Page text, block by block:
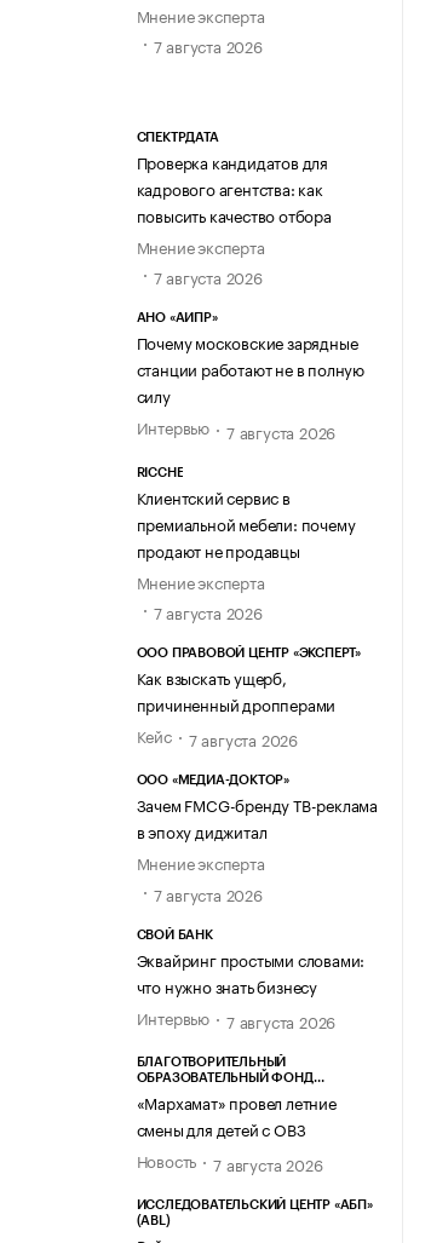
Мнение эксперта
7 августа 2026
СПЕКТРДАТА
Проверка кандидатов для
кадрового агентства: как
повысить качество отбора
Мнение эксперта
7 августа 2026
АНО «АИПР»
Почему московские зарядные
станции работают не в полную
силу
Интервью
7 августа 2026
RICCHE
Клиентский сервис в
премиальной мебели: почему
продают не продавцы
Мнение эксперта
7 августа 2026
ООО ПРАВОВОЙ ЦЕНТР «ЭКСПЕРТ»
Как взыскать ущерб,
причиненный дропперами
Кейс
7 августа 2026
ООО «МЕДИА-ДОКТОР»
Зачем FMCG-бренду ТВ-реклама
в эпоху диджитал
Мнение эксперта
7 августа 2026
СВОЙ БАНК
Эквайринг простыми словами:
что нужно знать бизнесу
Интервью
7 августа 2026
БЛАГОТВОРИТЕЛЬНЫЙ
ОБРАЗОВАТЕЛЬНЫЙ ФОНД
«Мархамат» провел летние
смены для детей с ОВЗ
Новость
7 августа 2026
ИССЛЕДОВАТЕЛЬСКИЙ ЦЕНТР «АБП»
(ABL)